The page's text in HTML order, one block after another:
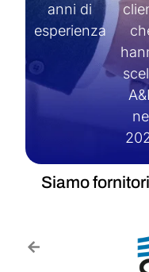
anni di
esperienza
Siamo